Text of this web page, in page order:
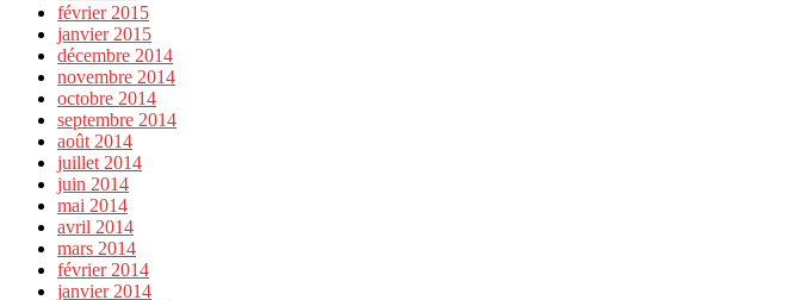
février 2015
janvier 2015
décembre 2014
novembre 2014
octobre 2014
septembre 2014
août 2014
juillet 2014
juin 2014
mai 2014
avril 2014
mars 2014
février 2014
janvier 2014